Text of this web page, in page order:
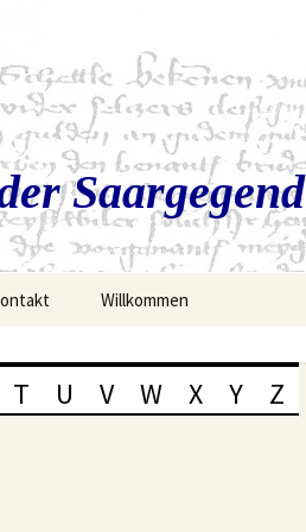
Saargegend
Willkommen
T U V W X Y Z